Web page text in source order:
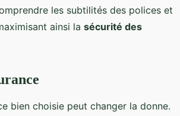
les subtilités des polices et
ainsi la sécurité des
bien choisie peut changer la donne.